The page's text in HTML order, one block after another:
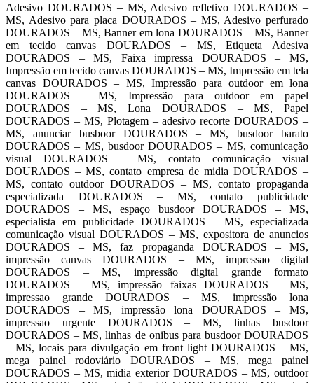
Adesivo DOURADOS – MS, Adesivo refletivo DOURADOS –
MS, Adesivo para placa DOURADOS – MS, Adesivo perfurado
DOURADOS – MS, Banner em lona DOURADOS – MS, Banner
em tecido canvas DOURADOS – MS, Etiqueta Adesiva
DOURADOS – MS, Faixa impressa DOURADOS – MS,
Impressão em tecido canvas DOURADOS – MS, Impressão em tela
canvas DOURADOS – MS, Impressão para outdoor em lona
DOURADOS – MS, Impressão para outdoor em papel
DOURADOS – MS, Lona DOURADOS – MS, Papel
DOURADOS – MS, Plotagem – adesivo recorte DOURADOS –
MS, anunciar busboor DOURADOS – MS, busdoor barato
DOURADOS – MS, busdoor DOURADOS – MS, comunicação
visual DOURADOS – MS, contato comunicação visual
DOURADOS – MS, contato empresa de midia DOURADOS –
MS, contato outdoor DOURADOS – MS, contato propaganda
especializada DOURADOS – MS, contato publicidade
DOURADOS – MS, espaço busdoor DOURADOS – MS,
especialista em publicidade DOURADOS – MS, especializada
comunicação visual DOURADOS – MS, expositora de anuncios
DOURADOS – MS, faz propaganda DOURADOS – MS,
impressão canvas DOURADOS – MS, impressao digital
DOURADOS – MS, impressão digital grande formato
DOURADOS – MS, impressão faixas DOURADOS – MS,
impressao grande DOURADOS – MS, impressão lona
DOURADOS – MS, impressão lona DOURADOS – MS,
impressao urgente DOURADOS – MS, linhas busdoor
DOURADOS – MS, linhas de onibus para busdoor DOURADOS
– MS, locais para divulgação em front light DOURADOS – MS,
mega painel rodoviário DOURADOS – MS, mega painel
DOURADOS – MS, midia exterior DOURADOS – MS, outdoor